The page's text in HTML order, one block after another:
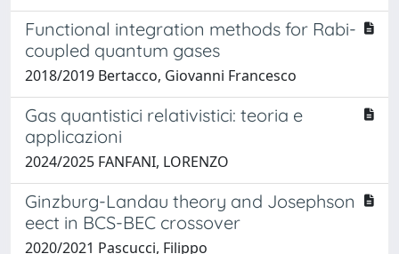
Functional integration methods for Rabi-
coupled quantum gases
2018/2019 Bertacco, Giovanni Francesco
Gas quantistici relativistici: teoria e
applicazioni
2024/2025 FANFANI, LORENZO
Ginzburg-Landau theory and Josephson
eect in BCS-BEC crossover
2020/2021 Pascucci, Filippo